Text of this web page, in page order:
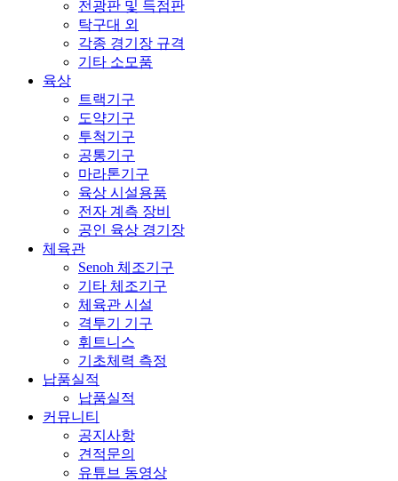
전광판 및 득점판
탁구대 외
각종 경기장 규격
기타 소모품
육상
트랙기구
도약기구
투척기구
공통기구
마라톤기구
육상 시설용품
전자 계측 장비
공인 육상 경기장
체육관
Senoh 체조기구
기타 체조기구
체육관 시설
격투기 기구
휘트니스
기초체력 측정
납품실적
납품실적
커뮤니티
공지사항
견적문의
유튜브 동영상